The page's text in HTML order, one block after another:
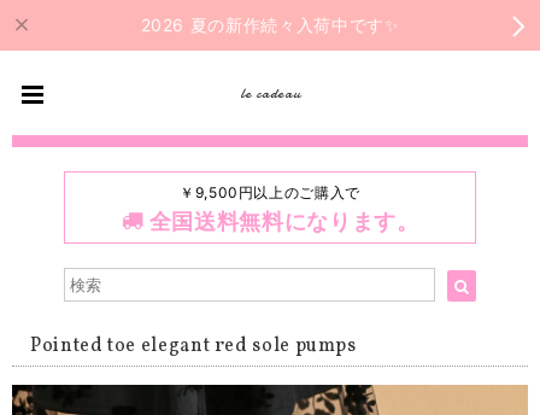
2026 夏の新作続々入荷中です✨
le cadeau
￥9,500円以上のご購入で
全国送料無料になります。
Pointed toe elegant red sole pumps